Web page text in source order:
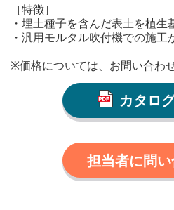
［特徴］
・埋土種子を含んだ表土を植生
・汎用モルタル吹付機での施工
※価格については、お問い合わせ
カタロ
担当者に問